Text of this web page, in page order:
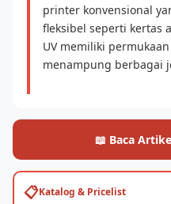
printer konvensional
fleksibel seperti kertas
UV memiliki
menampung berbagai
📖 Baca
📋Katalog & Pricelist